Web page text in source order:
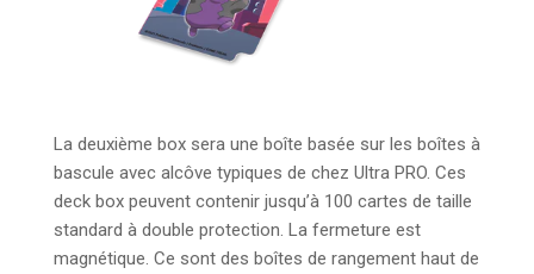
La deuxième box sera une boîte basée sur les boîtes à
bascule avec alcôve typiques de chez Ultra PRO. Ces
deck box peuvent contenir jusqu’à 100 cartes de taille
standard à double protection. La fermeture est
magnétique. Ce sont des boîtes de rangement haut de